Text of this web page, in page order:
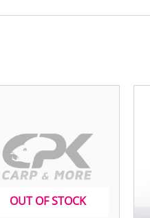
OUT OF STOCK